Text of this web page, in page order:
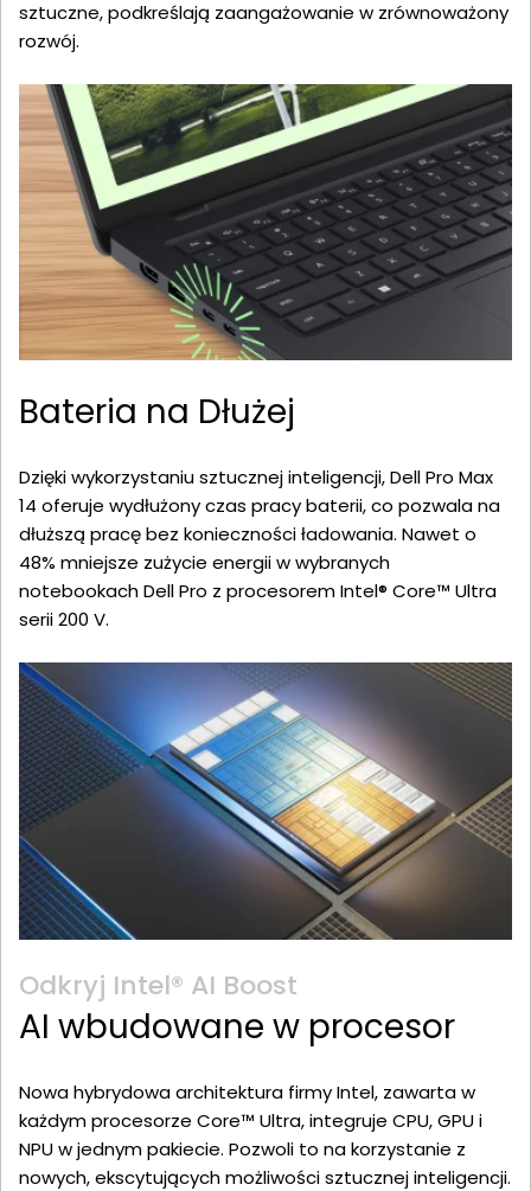
sztuczne, podkreślają zaangażowanie w zrównoważony
rozwój.
Bateria na Dłużej
Dzięki wykorzystaniu sztucznej inteligencji, Dell Pro Max
14 oferuje wydłużony czas pracy baterii, co pozwala na
dłuższą pracę bez konieczności ładowania. Nawet o
48% mniejsze zużycie energii w wybranych
notebookach Dell Pro z procesorem Intel® Core™ Ultra
serii 200 V.
Odkryj Intel® AI Boost
AI wbudowane w procesor
Nowa hybrydowa architektura firmy Intel, zawarta w
każdym procesorze Core™ Ultra, integruje CPU, GPU i
NPU w jednym pakiecie. Pozwoli to na korzystanie z
nowych, ekscytujących możliwości sztucznej inteligencji.